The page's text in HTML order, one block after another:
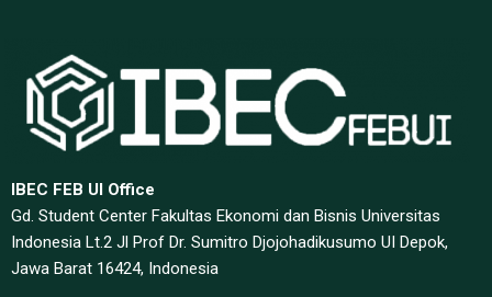
IBEC FEB UI Office
Gd. Student Center Fakultas Ekonomi dan Bisnis Universitas
Indonesia Lt.2 Jl Prof Dr. Sumitro Djojohadikusumo UI Depok,
Jawa Barat 16424, Indonesia​